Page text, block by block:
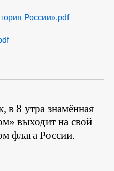
России».pdf
в 8 утра знамённая
выходит на свой
флага России.